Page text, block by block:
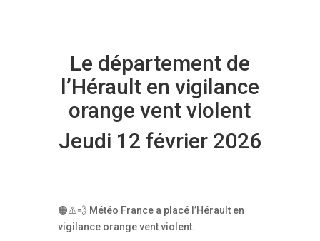
Le département de
l’Hérault en vigilance
orange vent violent
Jeudi 12 février 2026
🟠⚠️💨 Météo France a placé l’Hérault en
vigilance orange vent violent.